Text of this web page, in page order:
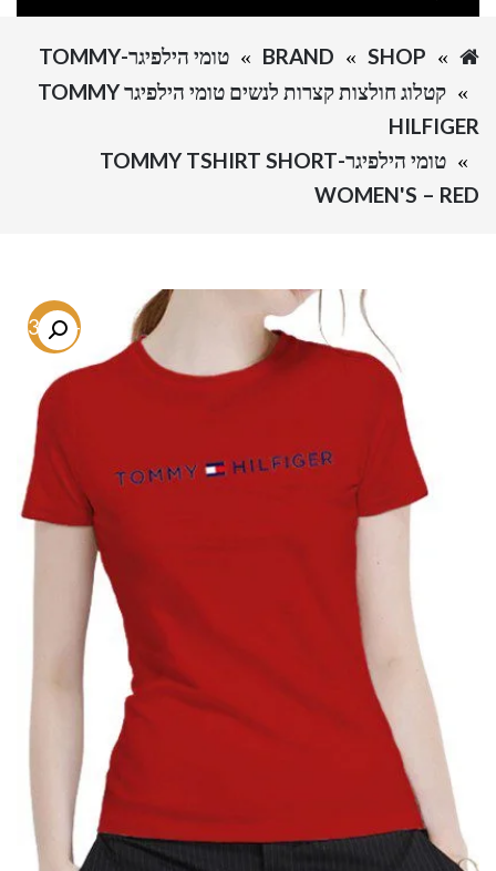
SHOP
BRAND
טומי הילפיגר-TOMMY
קטלוג חולצות קצרות לנשים טומי הילפיגר TOMMY
HILFIGER
טומי הילפיגר-TOMMY TSHIRT SHORT
WOMEN'S – RED
-73.8%